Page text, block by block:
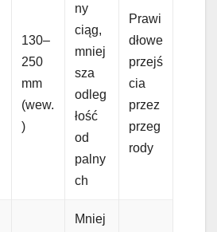
130–
250
mm
(wew.
)
ny
ciąg,
mniej
sza
odleg
łość
od
palny
ch
Prawi
dłowe
przejś
cia
przez
przeg
rody
Mniej